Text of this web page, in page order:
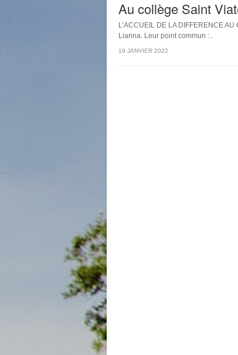
Au collège Saint
L’ACCUEIL DE LA DIFFERENCE
Lianna. Leur point commun :..
19 JANVIER 2022